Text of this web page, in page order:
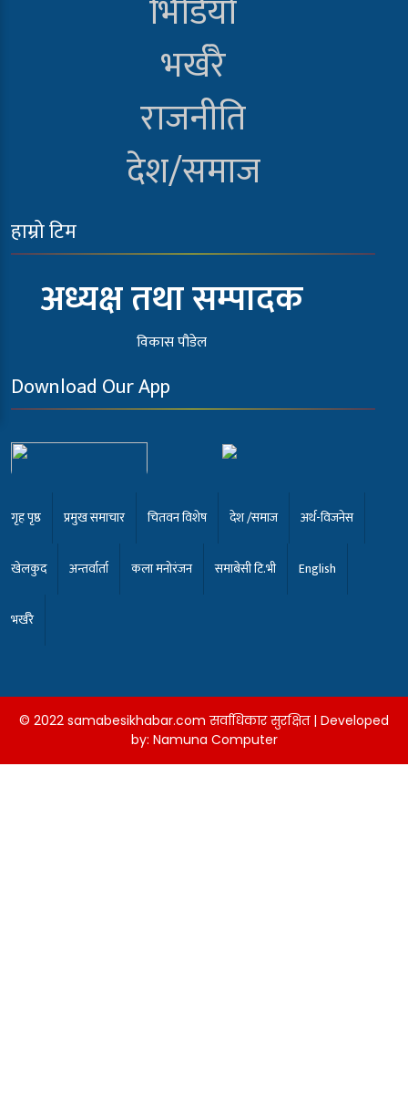
भिडियो
भर्खरै
राजनीति
देश/समाज
हाम्रो टिम
अध्यक्ष तथा सम्पादक
विकास पौडेल
Download Our App
गृह पृष्ठ प्रमुख समाचार चितवन विशेष देश /समाज अर्थ-विजनेस
खेलकुद अन्तर्वार्ता कला मनोरंजन समाबेसी टि.भी English
भर्खरै
© 2022 samabesikhabar.com सर्वाधिकार सुरक्षित | Developed
by: Namuna Computer